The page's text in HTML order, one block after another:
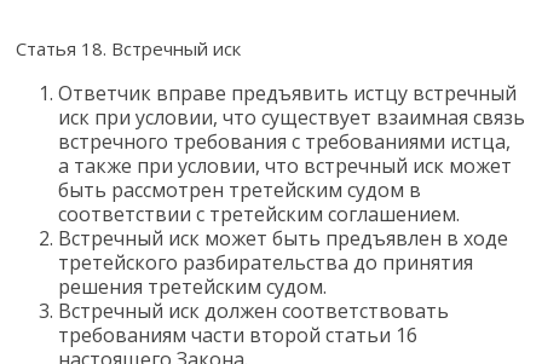
Статья 18. Встречный иск
Ответчик вправе предъявить истцу встречный
иск при условии, что существует взаимная связь
встречного требования с требованиями истца,
а также при условии, что встречный иск может
быть рассмотрен третейским судом в
соответствии с третейским соглашением.
Встречный иск может быть предъявлен в ходе
третейского разбирательства до принятия
решения третейским судом.
Встречный иск должен соответствовать
требованиям части второй статьи 16
настоящего Закона.